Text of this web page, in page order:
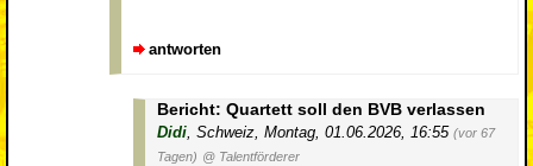
antworten
Bericht: Quartett soll den BVB verlassen
Didi Schweiz Montag, 01.06.2026, 16:55 (vor 67
Tagen) @ Talentförderer